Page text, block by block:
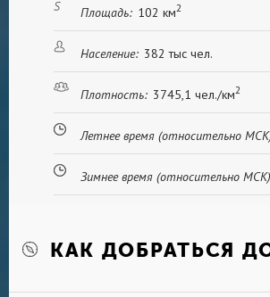
Площадь: 102 км2
Население: 382 тыс чел.
Плотность: 3745,1 чел./км2
Летнее время (относительно
Зимнее время (относительно
КАК ДОБРАТЬСЯ